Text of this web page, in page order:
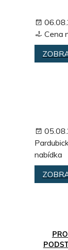
Cena
nabídka